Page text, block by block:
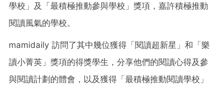
學校」及「最積極推動參與學校」獎項，嘉許積極推動
閱讀風氣的學校。
mamidaily 訪問了其中幾位獲得「閱讀超新星」和「樂
讀小菁英」獎項的得獎學生，分享他們的閱讀心得及參
與閱讀計劃的體會，以及獲得「最積極推動閱讀學校」